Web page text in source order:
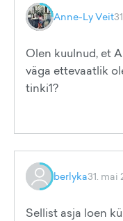
Anne-Ly Veit
Olen kuulnud, et
väga ettevaatlik
tinki1?
berlyka31. mai
Sellist asja loen